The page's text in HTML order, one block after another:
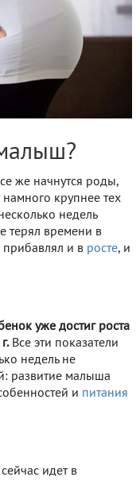
же начнутся роды,
крупнее тех
недель
терял времени в
и в росте, и
уже достиг роста
Все эти показатели
недель не
развитие малыша
и питания
идет в